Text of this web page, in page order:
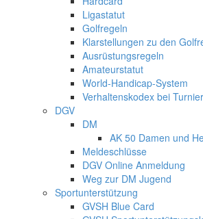
Ligastatut
Golfregeln
Klarstellungen zu den
Ausrüstungsregeln
Amateurstatut
World-Handicap-System
Verhaltenskodex bei
DGV
DM
AK 50 Damen und
Meldeschlüsse
DGV Online Anmeldung
Weg zur DM Jugend
Sportunterstützung
GVSH Blue Card